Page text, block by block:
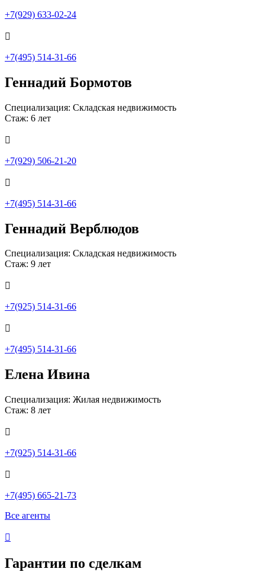
+7(929) 633-02-24

+7(495) 514-31-66
Геннадий Бормотов
Специализация: Складская недвижимость
Стаж: 6 лет

+7(929) 506-21-20

+7(495) 514-31-66
Геннадий Верблюдов
Специализация: Складская недвижимость
Стаж: 9 лет

+7(925) 514-31-66

+7(495) 514-31-66
Елена Ивина
Специализация: Жилая недвижимость
Стаж: 8 лет

+7(925) 514-31-66

+7(495) 665-21-73
Все агенты

Гарантии по сделкам